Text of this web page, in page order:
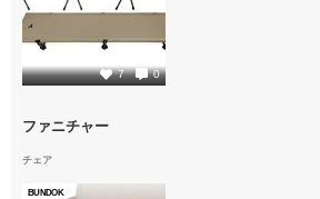
7 0
3
ファニチャー
チェア
BUNDOK